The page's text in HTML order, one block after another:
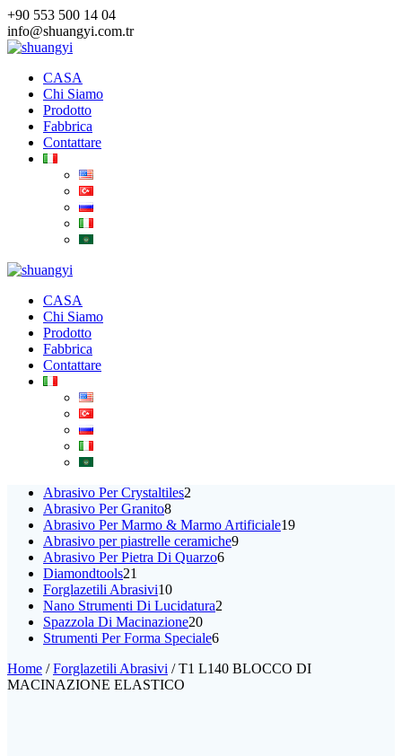
Salta
al
contenuto
+90 553 500 14 04
info@shuangyi.com.tr
CASA
Chi Siamo
Prodotto
Fabbrica
Contattare
CASA
Chi Siamo
Prodotto
Fabbrica
Contattare
Abrasivo Per Crystaltiles2
Abrasivo Per Granito88
prodotti
Abrasivo Per Marmo & Marmo Artificiale1919
Abrasivo per piastrelle ceramiche99
Abrasivo Per Pietra Di Quarzo66
Diamondtools21
prodotti
Forglazetili Abrasivi1010
prodotti
Nano Strumenti Di Lucidatura2
Spazzola Di Macinazione2020
prodotti
Strumenti Per Forma Speciale66
Home /Forglazetili Abrasivi / T1 L140 BLOCCO DI
MACINAZIONE ELASTICO